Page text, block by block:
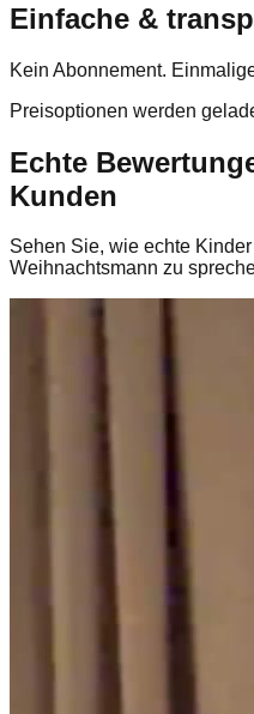
Einfache &
Kein Abonnement.
Preisoptionen werden
Echte
Kunden
Sehen Sie, wie echte
Weihnachtsmann zu